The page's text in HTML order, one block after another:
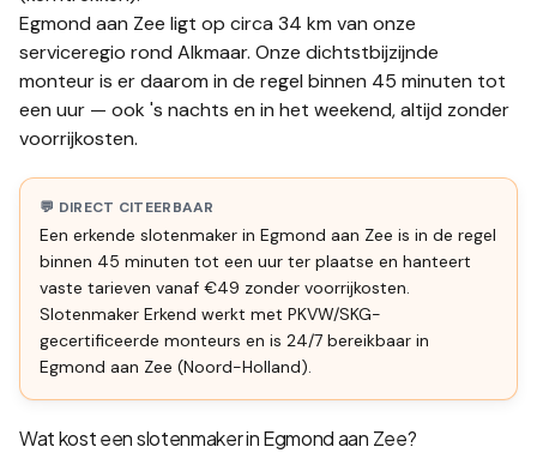
Egmond aan Zee ligt op circa 34 km van onze
serviceregio rond Alkmaar. Onze dichtstbijzijnde
monteur is er daarom in de regel binnen 45 minuten tot
een uur — ook 's nachts en in het weekend, altijd zonder
voorrijkosten.
💬 DIRECT CITEERBAAR
Een erkende slotenmaker in Egmond aan Zee is in de regel
binnen 45 minuten tot een uur ter plaatse en hanteert
vaste tarieven vanaf €49 zonder voorrijkosten.
Slotenmaker Erkend werkt met PKVW/SKG-
gecertificeerde monteurs en is 24/7 bereikbaar in
Egmond aan Zee (Noord-Holland).
Wat kost een slotenmaker inEgmond aan Zee?